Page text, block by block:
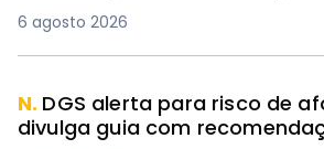
6 agosto 2026
N. DGS alerta para risco de
divulga guia com